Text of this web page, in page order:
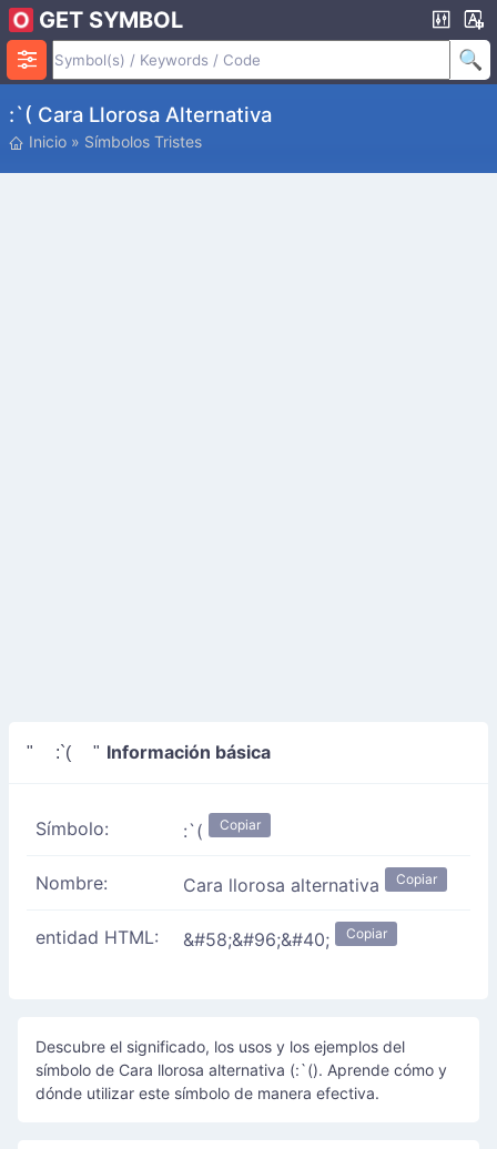
GET SYMBOL
:`( Cara Llorosa Alternativa
Inicio » Símbolos Tristes
" :`( " Información básica
Símbolo: :`( Copiar
Nombre: Cara llorosa alternativa Copiar
entidad HTML: &#58;&#96;&#40; Copiar
Descubre el significado, los usos y los ejemplos del
símbolo de Cara llorosa alternativa (:`(). Aprende cómo y
dónde utilizar este símbolo de manera efectiva.